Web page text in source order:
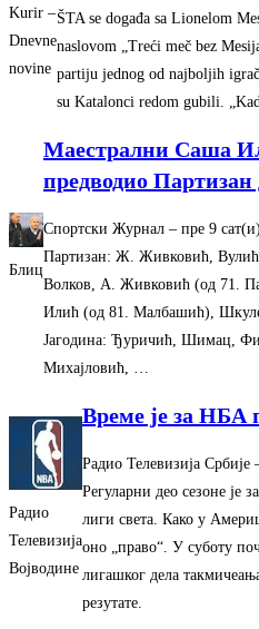
Kurir –
Dnevne
novine
ŠTA se događa sa Lionelom
naslovom „Treći meč bez
partiju jednog od najboljih
su Katalonci redom gubili.
Блиц
Маестрални Саша
предводио Партизан
Спортски Журнал – ‎пре 9 сат(и)‎
Партизан: Ж. Живковић,
Волков, А. Живковић (од 71.
Илић (од 81. Малбашић),
Јагодина: Ђуричић, Шимац,
Михајловић, …
Радио
Телевизија
Војводине
Време је за НБА
Радио Телевизија Србије
Регуларни део сезоне је
лиги света. Како у
оно „право“. У суботу
лигашког дела
резутате.